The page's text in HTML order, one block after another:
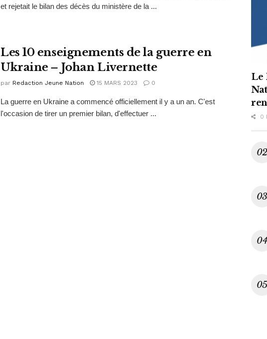
et rejetait le bilan des décès du ministère de la ...
Les 10 enseignements de la guerre en
Ukraine – Johan Livernette
par Redaction Jeune Nation 15 MARS 2023 0
La guerre en Ukraine a commencé officiellement il y a un an. C'est
l'occasion de tirer un premier bilan, d'effectuer ...
Le
0